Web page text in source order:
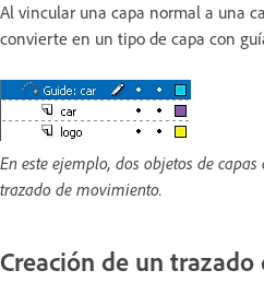
Al vincular una capa normal a una
convierte en un tipo de capa con
En este ejemplo, dos objetos de
trazado de movimiento.
Creación de un